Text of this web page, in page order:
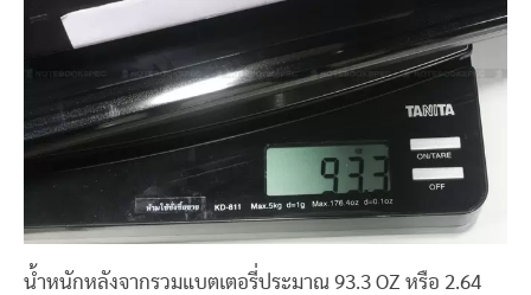
น้ำหนักหลังจากรวมแบตเตอรี่ประมาณ 93.3 OZ หรือ 2.64